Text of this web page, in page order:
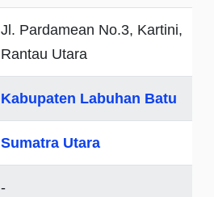
Jl. Pardamean No.3, Kartini,
Rantau Utara
Kabupaten Labuhan Batu
Sumatra Utara
-